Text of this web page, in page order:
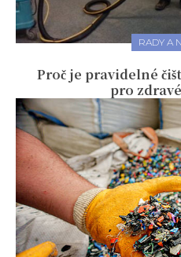
RADY A
Proč je pravidelné
pro